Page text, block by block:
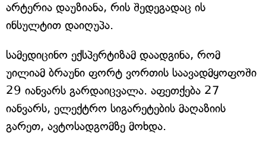
არტერია დაუზიანა, რის შედეგადაც ის
ინსულტით დაიღუპა.
სამედიცინო ექსპერტიზამ დაადგინა, რომ
უილიამ ბრაუნი ფორტ ვორთის საავადმყოფოში
29 იანვარს გარდაიცვალა. აფეთქება 27
იანვარს, ელექტრო სიგარეტების მაღაზიის
გარეთ, ავტოსადგომზე მოხდა.